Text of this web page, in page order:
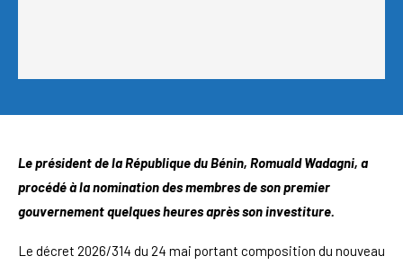
Le président de la République du Bénin, Romuald Wadagni, a
procédé à la nomination des membres de son premier
gouvernement quelques heures après son investiture.
Le décret 2026/314 du 24 mai portant composition du nouveau